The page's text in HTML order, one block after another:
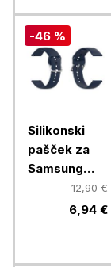
-46 %
Silikonski
pašček za
Samsung
Watch4, 20
mm, temno
12,90 €
6,94 €